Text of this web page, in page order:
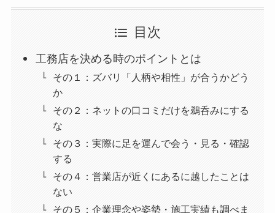
目次
工務店を決める時のポイントとは
その１：ズバリ「人柄や相性」が合うかどう
か
その２：ネットの口コミだけを鵜呑みにする
な
その３：実際に足を運んで会う・見る・確認
する
その４：営業店が近くにあるに越したことは
ない
その５：企業理念や姿勢・施工実績も調べま